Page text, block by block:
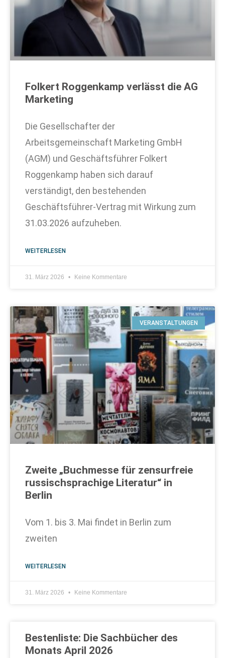
Folkert Roggenkamp verlässt die AG
Marketing
Die Gesellschafter der
Arbeitsgemeinschaft Marketing GmbH
(AGM) und Geschäftsführer Folkert
Roggenkamp haben sich darauf
verständigt, den bestehenden
Geschäftsführer-Vertrag mit Wirkung zum
31.03.2026 aufzuheben.
WEITERLESEN
31. März 2026 Keine Kommentare
VERANSTALTUNGEN
Zweite „Buchmesse für zensurfreie
russischsprachige Literatur“ in
Berlin
Vom 1. bis 3. Mai findet in Berlin zum
zweiten
WEITERLESEN
31. März 2026 Keine Kommentare
Bestenliste: Die Sachbücher des
Monats April 2026